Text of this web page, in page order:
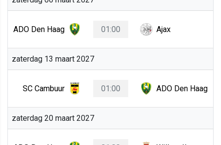
ADO Den Haag 01:00 Ajax
zaterdag 13 maart 2027
SC Cambuur 01:00 ADO Den Haag
zaterdag 20 maart 2027